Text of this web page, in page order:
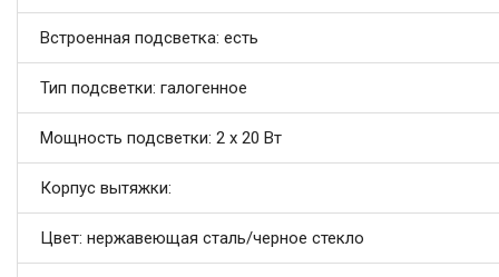
Встроенная подсветка: есть
Тип подсветки: галогенное
Мощность подсветки: 2 х 20 Вт
Корпус вытяжки:
Цвет: нержавеющая сталь/черное стекло